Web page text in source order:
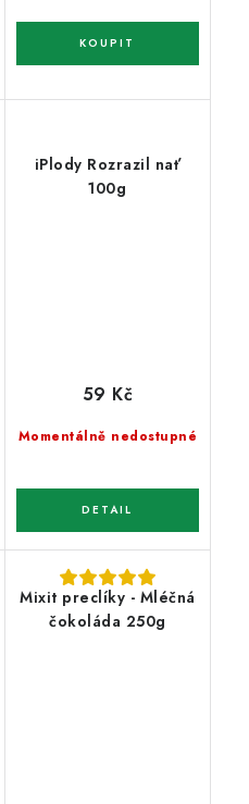
iPlody Rozrazil nať
100g
Momentálně nedostupné
59 Kč
Mixit preclíky - Mléčná
čokoláda 250g